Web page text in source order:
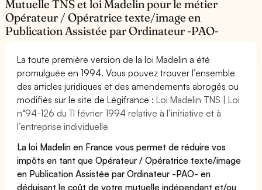
Mutuelle TNS et loi Madelin pour le métier
Opérateur / Opératrice texte/image en
Publication Assistée par Ordinateur -PAO-
La toute première version de la loi Madelin a été
promulguée en 1994. Vous pouvez trouver l’ensemble
des articles juridiques et des amendements abrogés ou
modifiés sur le site de Légifrance :Loi Madelin TNS | Loi
n°94-126 du 11 février 1994 relative à l’initiative et à
l’entreprise individuelle
La loi Madelin en France vous permet de réduire vos
impôts en tant que Opérateur / Opératrice texte/image
en Publication Assistée par Ordinateur -PAO- en
déduisant le coût de votre mutuelle indépendant et/ou